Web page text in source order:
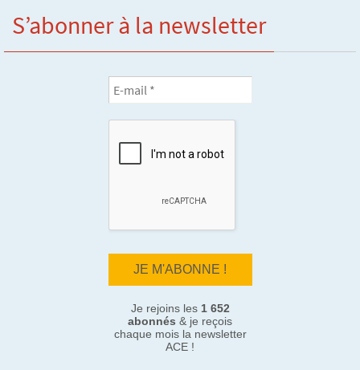
S’abonner à la newsletter
Je rejoins les 1 652
abonnés & je reçois
chaque mois la newsletter
ACE !